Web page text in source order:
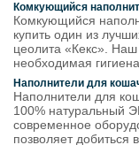
Комкующийся
Комкующийся
купить один из
цеолита «Кекс». Наш
необходимая
Наполнители для
Наполнители для
100% натуральный
современное
позволяет добиться